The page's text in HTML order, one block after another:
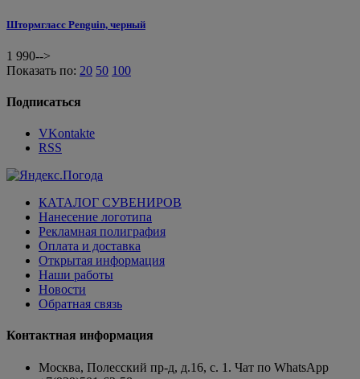
Штормгласс Penguin, черный
1 990-->
Показать по: 20 50 100
Подписаться
VKontakte
RSS
КАТАЛОГ СУВЕНИРОВ
Нанесение логотипа
Рекламная полиграфия
Оплата и доставка
Открытая информация
Наши работы
Новости
Обратная связь
Контактная информация
Москва, Полесский пр-д, д.16, с. 1. Чат по WhatsApp